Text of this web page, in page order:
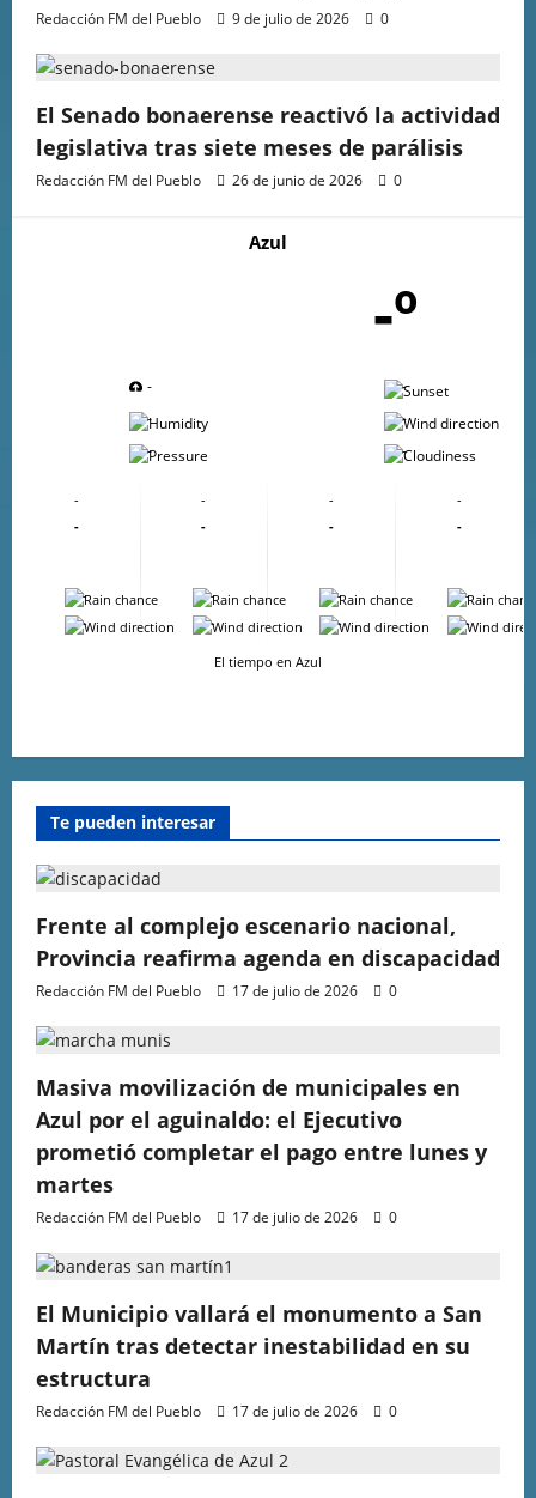
Redacción FM del Pueblo 9 de julio de 2026 0
El Senado bonaerense reactivó la actividad
legislativa tras siete meses de parálisis
Redacción FM del Pueblo 26 de junio de 2026 0
Azul
-º
-
-
-
-
-
-
-
-
-
-
-
-
-
-
-
-
-
-
-
-
-
-
El tiempo en Azul
Te pueden interesar
Frente al complejo escenario nacional,
Provincia reafirma agenda en discapacidad
Redacción FM del Pueblo 17 de julio de 2026 0
Masiva movilización de municipales en
Azul por el aguinaldo: el Ejecutivo
prometió completar el pago entre lunes y
martes
Redacción FM del Pueblo 17 de julio de 2026 0
El Municipio vallará el monumento a San
Martín tras detectar inestabilidad en su
estructura
Redacción FM del Pueblo 17 de julio de 2026 0